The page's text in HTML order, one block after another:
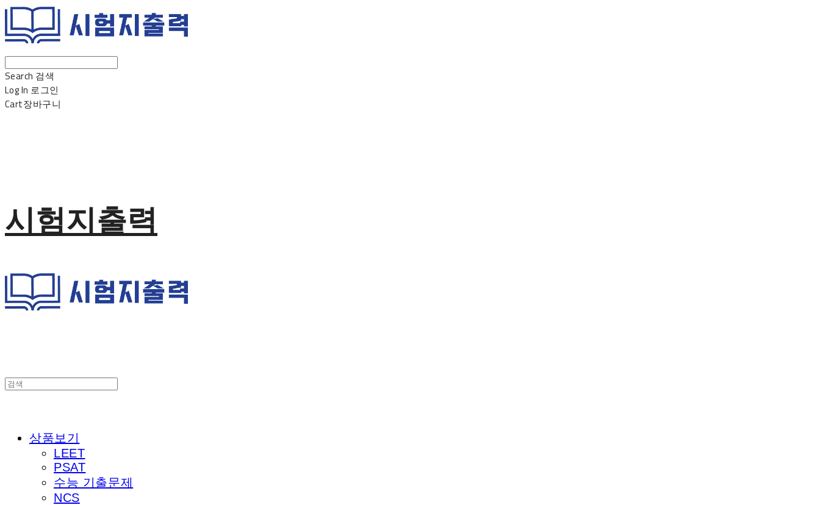
Search 검색
Log In 로그인
Cart장바구니
시험지출력
상품보기
LEET
PSAT
수능 기출문제
NCS